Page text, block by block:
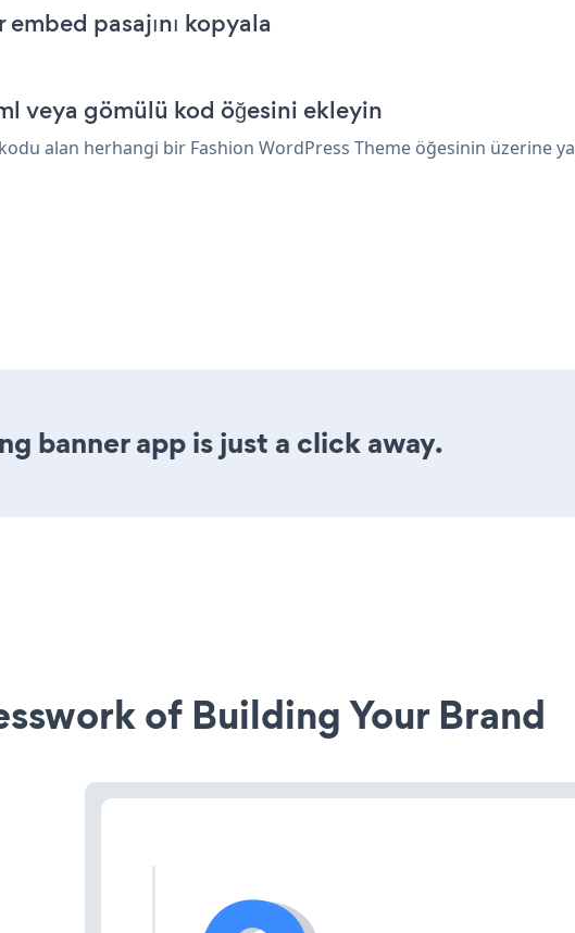
pasajını kopyala
veya gömülü kod öğesini ekleyin
alan herhangi bir Fashion WordPress Theme öğesinin üzerine
banner app is just a click away.
of Building Your Brand